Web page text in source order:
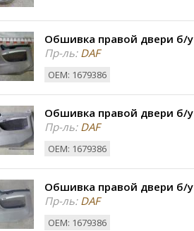
Обшивка правой двери б/у
Пр-ль:DAF
ОЕМ: 1679386
Обшивка правой двери б/у
Пр-ль:DAF
ОЕМ: 1679386
Обшивка правой двери б/у
Пр-ль:DAF
ОЕМ: 1679386